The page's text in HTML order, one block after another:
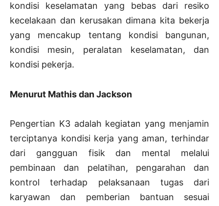
kondisi keselamatan yang bebas dari resiko
kecelakaan dan kerusakan dimana kita bekerja
yang mencakup tentang kondisi bangunan,
kondisi mesin, peralatan keselamatan, dan
kondisi pekerja.
Menurut Mathis dan Jackson
Pengertian K3 adalah kegiatan yang menjamin
terciptanya kondisi kerja yang aman, terhindar
dari gangguan fisik dan mental melalui
pembinaan dan pelatihan, pengarahan dan
kontrol terhadap pelaksanaan tugas dari
karyawan dan pemberian bantuan sesuai